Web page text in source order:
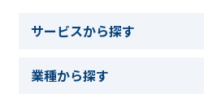
サービスから探す
業種から探す